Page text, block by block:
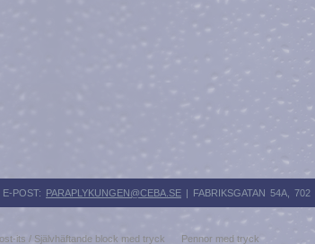
POST: PARAPLYKUNGEN@CEBA.SE | FABRIKSGATAN 54A,
its / Självhäftande block med tryck Pennor med tryck